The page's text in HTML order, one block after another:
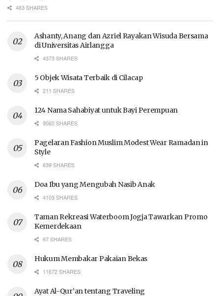
483 SHARES
Ashanty, Anang dan Azriel Rayakan Wisuda Bersama
di Universitas Airlangga
4373 SHARES
5 Objek Wisata Terbaik di Cilacap
211 SHARES
124 Nama Sahabiyat untuk Bayi Perempuan
9060 SHARES
Pagelaran Fashion Muslim Modest Wear Ramadan in
Style
639 SHARES
Doa Ibu yang Mengubah Nasib Anak
4103 SHARES
Taman Rekreasi Waterboom Jogja Tawarkan Promo
Kemerdekaan
67 SHARES
Hukum Membakar Pakaian Bekas
11672 SHARES
Ayat Al-Qur’an tentang Traveling